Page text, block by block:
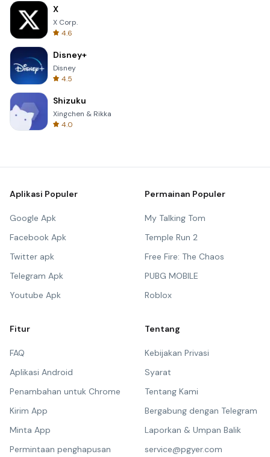
X
X Corp.
4.6
Disney+
Disney
4.5
Shizuku
Xingchen & Rikka
4.0
Aplikasi Populer
Google Apk
Facebook Apk
Twitter apk
Telegram Apk
Youtube Apk
Permainan Populer
My Talking Tom
Temple Run 2
Free Fire: The Chaos
PUBG MOBILE
Roblox
Fitur
FAQ
Aplikasi Android
Penambahan untuk Chrome
Kirim App
Minta App
Permintaan penghapusan
Tentang
Kebijakan Privasi
Syarat
Tentang Kami
Bergabung dengan Telegram
Laporkan & Umpan Balik
service@pgyer.com